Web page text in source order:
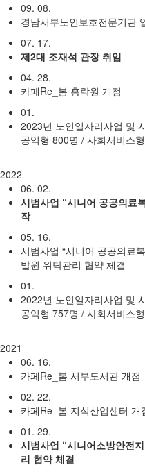
09. 08.
경남서부노인보호전문기관
07. 17.
제2대 조재석 관장 취임
04. 28.
카페Re_봄 홍락원 개점
01.
2023년 노인일자리사업 및
공익형 800명 / 사회서비스
2022
06. 02.
시범사업 “시니어 공공의료
작
05. 16.
시범사업 “시니어 공공의료
발원 위탁관리 협약 체결
01.
2022년 노인일자리사업 및
공익형 757명 / 사회서비스
2021
06. 16.
카페Re_봄 서부도서관 개점
02. 22.
카페Re_봄 지식산업센터 개
01. 29.
시범사업 “시니어소방안전
리 협약 체결